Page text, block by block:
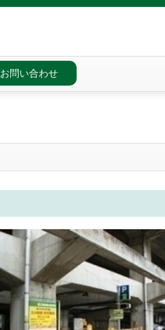
お問い合わせ